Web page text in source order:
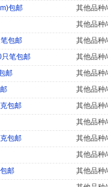
包邮
其他品种
其他品种
包邮
其他品种
笔包邮
其他品种
邮
其他品种
其他品种
包邮
其他品种
其他品种
包邮
其他品种
其他品种
邮
其他品种